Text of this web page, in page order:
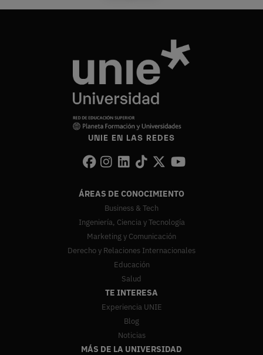
UNIE EN LAS REDES
ÁREAS DE CONOCIMIENTO
Business & Tech
Ingeniería, Ciencia y Tecnología
Marketing y Comunicación
Derecho y Relaciones Internacionales
Educación
Salud
TE INTERESA
Experiencia UNIE
Blog
Noticias
MÁS DE LA UNIVERSIDAD